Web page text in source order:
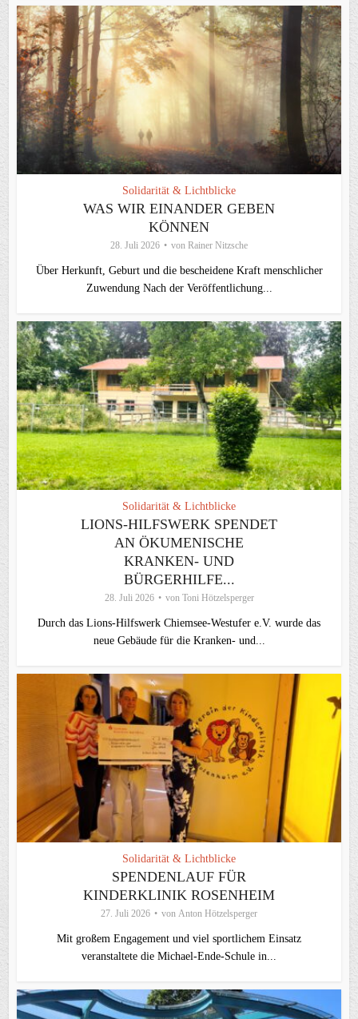
Solidarität & Lichtblicke
WAS WIR EINANDER GEBEN
KÖNNEN
28. Juli 2026 von Rainer Nitzsche
Über Herkunft, Geburt und die bescheidene Kraft menschlicher
Zuwendung Nach der Veröffentlichung...
Solidarität & Lichtblicke
LIONS-HILFSWERK SPENDET
AN ÖKUMENISCHE
KRANKEN- UND
BÜRGERHILFE...
28. Juli 2026 von Toni Hötzelsperger
Durch das Lions-Hilfswerk Chiemsee-Westufer e.V. wurde das
neue Gebäude für die Kranken- und...
Solidarität & Lichtblicke
SPENDENLAUF FÜR
KINDERKLINIK ROSENHEIM
27. Juli 2026 von Anton Hötzelsperger
Mit großem Engagement und viel sportlichem Einsatz
veranstaltete die Michael-Ende-Schule in...